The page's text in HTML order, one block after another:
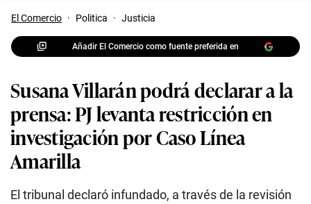
El Comercio · Politica · Justicia
Añadir El Comercio como fuente preferida en
Susana Villarán podrá declarar a la
prensa: PJ levanta restricción en
investigación por Caso Línea
Amarilla
El tribunal declaró infundado, a través de la revisión